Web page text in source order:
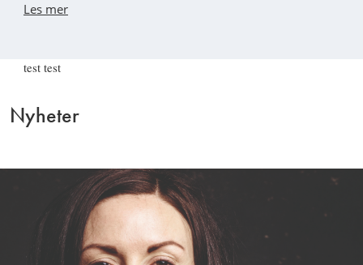
Les mer
test test
Nyheter